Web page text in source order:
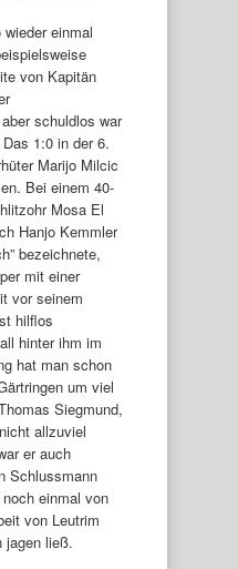
einmal
von Kapitän
schuldlos war
1:0 in der 6.
Marijo Milcic
Bei einem 40-
Mosa El
Hanjo Kemmler
bezeichnete,
mit einer
vor seinem
hilflos
hinter ihm im
hat man schon
um viel
Siegmund,
allzuviel
er auch
Schlussmann
einmal von
von Leutrim
jagen ließ.